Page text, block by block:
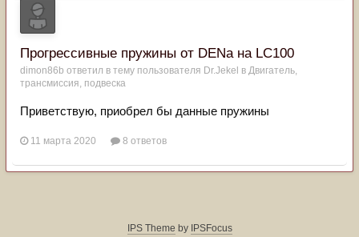
Прогрессивные пружины от DENa на LC100
dimon86b ответил в тему пользователя Dr.Jekel в Двигатель,
трансмиссия, подвеска
Приветствую, приобрел бы данные пружины
11 марта 2020 8 ответов
IPS Theme by IPSFocus